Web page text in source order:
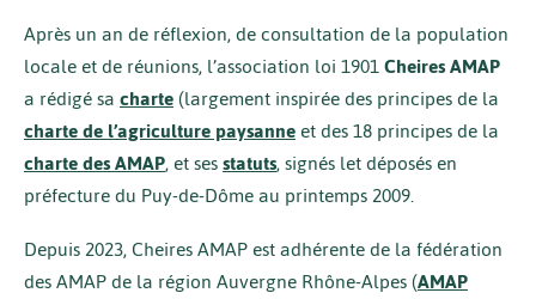
Après un an de réflexion, de consultation de la population
locale et de réunions, l’association loi 1901Cheires AMAP
a rédigé sacharte(largement inspirée des principes de la
charte de l’agriculture paysanneet des 18 principes de la
charte des AMAP, et sesstatuts, signés let déposés en
préfecture du Puy-de-Dôme au printemps 2009.
Depuis 2023, Cheires AMAP est adhérente de la fédération
des AMAP de la région Auvergne Rhône-Alpes (AMAP